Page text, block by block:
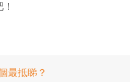
最抵睇？